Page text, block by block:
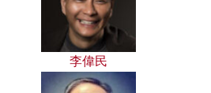
李偉民